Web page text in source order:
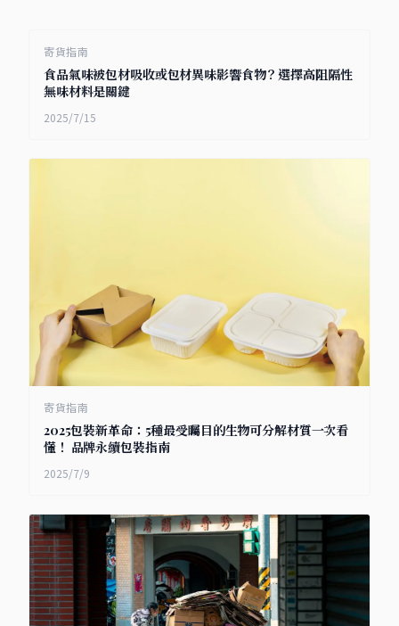
寄貨指南
食品氣味被包材吸收或包材異味影響食物？選擇高阻隔性
無味材料是關鍵
2025/7/15
寄貨指南
2025包裝新革命：5種最受矚目的生物可分解材質一次看
懂！ 品牌永續包裝指南
2025/7/9